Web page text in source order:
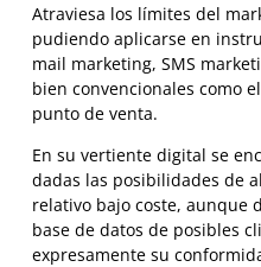
Atraviesa los límites del
pudiendo aplicarse en
mail marketing, SMS
bien convencionales como
punto de venta.
En su vertiente digital se
dadas las posibilidades de
relativo bajo coste, aunque
base de datos de posibles
expresamente su